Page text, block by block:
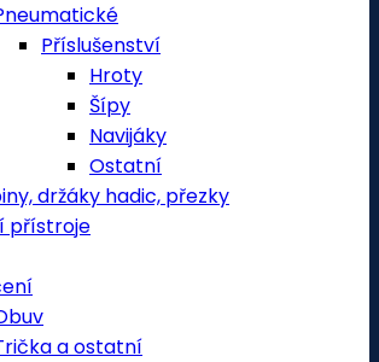
Příslušenství
Hroty
Šípy
Navijáky
Ostatní
držáky hadic, přezky
přístroje
a ostatní